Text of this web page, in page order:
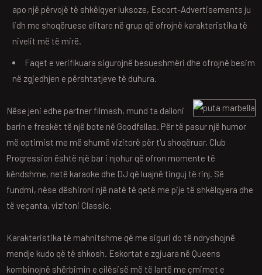
apo një përvojë të shkëlqyer luksoze, Escort-Advertisements ju
lidh me shoqëruese elitare në grup që ofrojnë karakteristika të
nivelit më të mirë.
Faqet e verifikuara sigurojnë besueshmëri dhe ofrojnë besim
në zgjedhjen e përshtatjeve të duhura.
Nëse jeni edhe partner filmash, mund ta dalloni
barin e freskët të një bote në Goodfellas. Për të pasur një humor
më optimist me më shumë vizitorë për t'u shoqëruar, Club
Progression është një bar i njohur që ofron momente të
këndshme, netë karaoke dhe DJ që luajnë tinguj të rinj. Së
fundmi, nëse dëshironi një natë të qetë me pije të shkëlqyera dhe
të veçanta, vizitoni Classic.
Karakteristika të mahnitshme që me siguri do të ndryshojnë
mendje kudo që të shkosh. Eskortat e zgjuara në Queens
kombinojnë shërbimin e cilësisë më të lartë me çmimet e